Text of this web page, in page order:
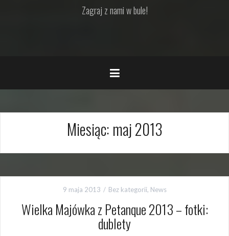
Zagraj z nami w bule!
Miesiąc: maj 2013
9 maja 2013 Bez kategorii, News
Wielka Majówka z Petanque 2013 – fotki:
dublety